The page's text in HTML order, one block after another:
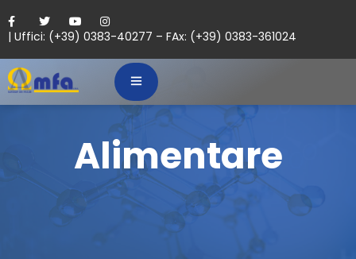
| Uffici: (+39) 0383-40277 – FAx: (+39) 0383-361024
Alimentare